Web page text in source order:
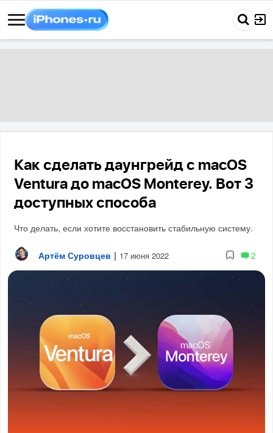
Как сделать даунгрейд с macOS
Ventura до macOS Monterey. Вот 3
доступных способа
Что делать, если хотите восстановить стабильную систему.
Артём Суровцев | 17 июня 2022 2